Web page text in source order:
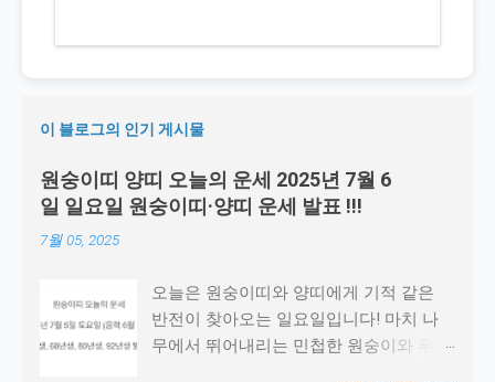
이 블로그의 인기 게시물
원숭이띠 양띠 오늘의 운세 2025년 7월 6
일 일요일 원숭이띠·양띠 운세 발표 !!!
7월 05, 2025
오늘은 원숭이띠와 양띠에게 기적 같은
반전이 찾아오는 일요일입니다! 마치 나
무에서 뛰어내리는 민첩한 원숭이와 푸른